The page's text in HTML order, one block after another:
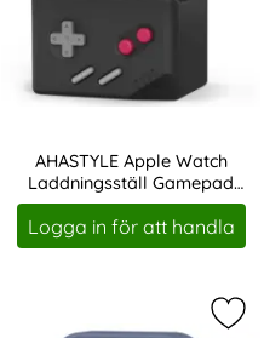
AHASTYLE Apple Watch
Laddningsställ Gamepad
Silikon Svart
Art. nr 225203
Logga in för att handla